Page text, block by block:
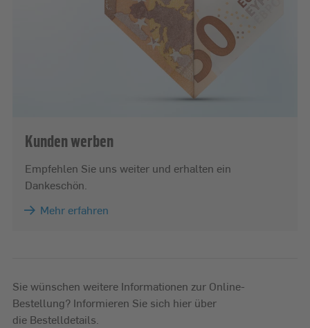
Kunden werben
Empfehlen Sie uns weiter und erhalten ein
Dankeschön.
Mehr erfahren
Sie wünschen weitere Informationen zur Online-
Bestellung? Informieren Sie sich hier über
die Bestelldetails.